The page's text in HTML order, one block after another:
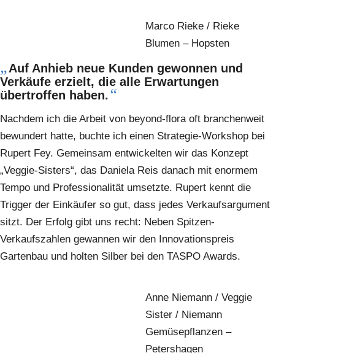
Marco Rieke / Rieke
Blumen – Hopsten
„Auf Anhieb neue Kunden gewonnen und
Verkäufe erzielt, die alle Erwartungen
übertroffen haben.“
Nachdem ich die Arbeit von beyond-flora oft branchenweit
bewundert hatte, buchte ich einen Strategie-Workshop bei
Rupert Fey. Gemeinsam entwickelten wir das Konzept
„Veggie-Sisters“, das Daniela Reis danach mit enormem
Tempo und Professionalität umsetzte. Rupert kennt die
Trigger der Einkäufer so gut, dass jedes Verkaufsargument
sitzt. Der Erfolg gibt uns recht: Neben Spitzen-
Verkaufszahlen gewannen wir den Innovationspreis
Gartenbau und holten Silber bei den TASPO Awards.
Anne Niemann / Veggie
Sister / Niemann
Gemüsepflanzen –
Petershagen